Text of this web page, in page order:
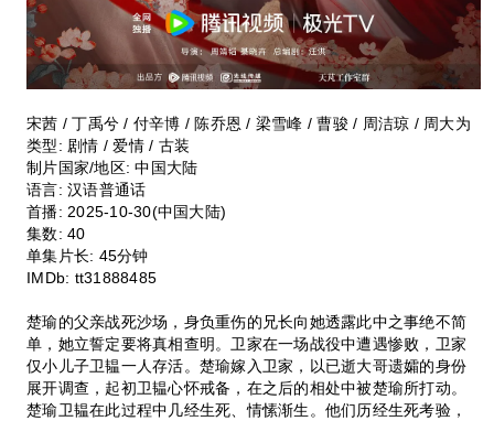
宋茜 / 丁禹兮 / 付辛博 / 陈乔恩 / 梁雪峰 / 曹骏 / 周洁琼 / 周大为
类型: 剧情 / 爱情 / 古装
制片国家/地区: 中国大陆
语言: 汉语普通话
首播: 2025-10-30(中国大陆)
集数: 40
单集片长: 45分钟
IMDb: tt31888485
楚瑜的父亲战死沙场，身负重伤的兄长向她透露此中之事绝不简
单，她立誓定要将真相查明。卫家在一场战役中遭遇惨败，卫家
仅小儿子卫韫一人存活。楚瑜嫁入卫家，以已逝大哥遗孀的身份
展开调查，起初卫韫心怀戒备，在之后的相处中被楚瑜所打动。
楚瑜卫韫在此过程中几经生死、情愫渐生。他们历经生死考验，